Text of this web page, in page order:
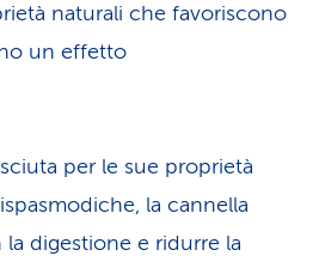
naturali che favoriscono
un effetto
per le sue proprietà
la cannella
digestione e ridurre la